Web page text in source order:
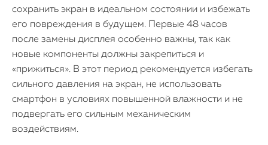
сохранить экран в идеальном состоянии и избежать
его повреждения в будущем. Первые 48 часов
после замены дисплея особенно важны, так как
новые компоненты должны закрепиться и
«прижиться». В этот период рекомендуется избегать
сильного давления на экран, не использовать
смартфон в условиях повышенной влажности и не
подвергать его сильным механическим
воздействиям.